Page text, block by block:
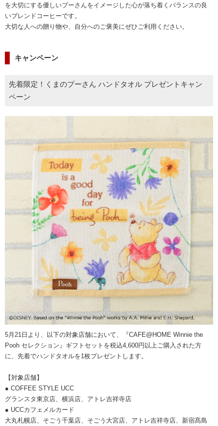
を大切にする優しいプーさんをイメージした心が落ち着くバランスの良
いブレンドコーヒーです。
大切な人への贈り物や、自分へのご褒美にぜひご利用ください。
キャンペーン
先着限定！くまのプーさん ハンドタオル プレゼントキャン
ペーン
5月21日より、以下の対象店舗において、『CAFE@HOME Winnie the
Pooh セレクション』ギフトセットを税込4,600円以上ご購入された方
に、先着でハンドタオルを1枚プレゼントします。
【対象店舗】
● COFFEE STYLE UCC
グランスタ東京店、横浜店、アトレ吉祥寺店
● UCCカフェメルカード
大丸札幌店、そごう千葉店、そごう大宮店、アトレ吉祥寺店、新宿髙島